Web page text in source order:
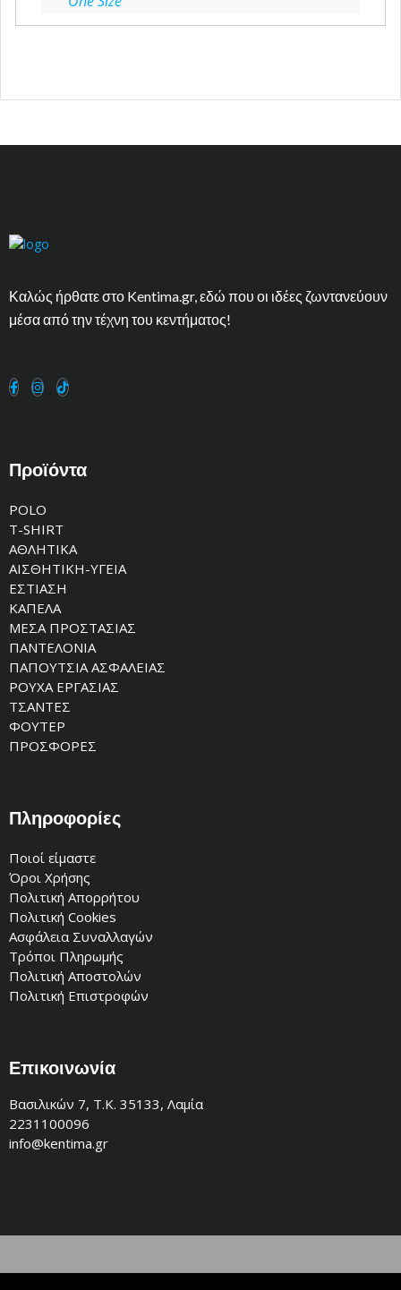
Καλώς ήρθατε στο Kentima.gr, εδώ που οι ιδέες ζωντανεύουν
μέσα από την τέχνη του κεντήματος!
Προϊόντα
POLO
T-SHIRT
ΑΘΛΗΤΙΚΑ
ΑΙΣΘΗΤΙΚΗ-ΥΓΕΙΑ
ΕΣΤΙΑΣΗ
ΚΑΠΕΛΑ
ΜΕΣΑ ΠΡΟΣΤΑΣΙΑΣ
ΠΑΝΤΕΛΟΝΙΑ
ΠΑΠΟΥΤΣΙΑ ΑΣΦΑΛΕΙΑΣ
ΡΟΥΧΑ ΕΡΓΑΣΙΑΣ
ΤΣΑΝΤΕΣ
ΦΟΥΤΕΡ
ΠΡΟΣΦΟΡΕΣ
Πληροφορίες
Ποιοί είμαστε
Όροι Χρήσης
Πολιτική Απορρήτου
Πολιτική Cookies
Ασφάλεια Συναλλαγών
Τρόποι Πληρωμής
Πολιτική Αποστολών
Πολιτική Επιστροφών
Επικοινωνία
Βασιλικών 7, Τ.Κ. 35133, Λαμία
2231100096
info@kentima.gr